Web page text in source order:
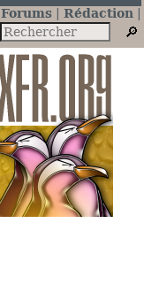
Forums
Rédaction